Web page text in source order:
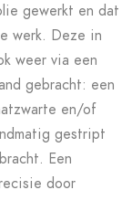
gewerkt en dat
werk. Deze in
weer via een
gebracht: een
en/of
gestript
Een
door